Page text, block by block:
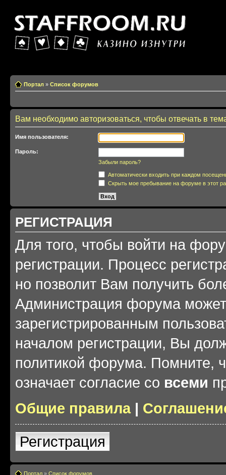
Портал » Список форумов
Вам необходимо авторизоваться, чтобы отвечать в
Имя пользователя:
Пароль:
Забыли пароль?
Автоматически входить при каждом
Скрыть мое пребывание на форуме в этот
РЕГИСТРАЦИЯ
Для того, чтобы войти на
регистрации. Процесс
но позволит Вам получить
Администрация форума может
зарегистрированным
началом регистрации, Вы
политикой форума. Помните,
означает согласие со всеми
Общие правила|
Регистрация
Портал » Список форумов